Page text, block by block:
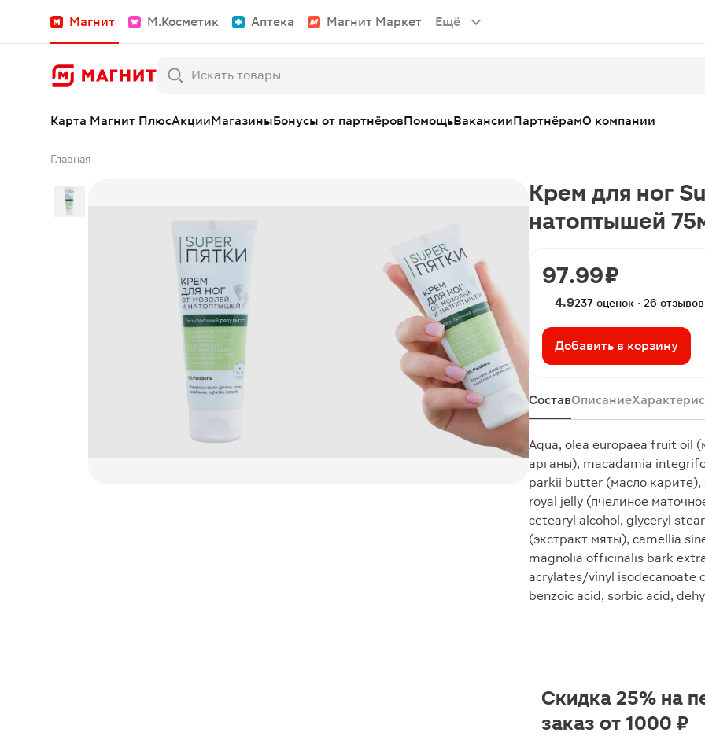
Магнит М.Косметик Аптека Магнит Маркет Ещё
Карта Магнит ПлюсАкцииМагазиныБонусы от партнёровПомощьВакансииПартнёрамО компании
Главная
Крем для ног
натоптышей
97.99 ₽
4.9237 оценок · 26 отзывов
Добавить в корзину
СоставОписание
Aqua, olea europaea fruit oil
арганы), macadamia
parkii butter (масло
royal jelly (пчелиное
cetearyl alcohol, glyceryl
(экстракт мяты), camellia
magnolia officinalis bark
acrylates/vinyl isodecanoate
benzoic acid, sorbic acid,
Скидка 25% на
заказ от 1000 ₽